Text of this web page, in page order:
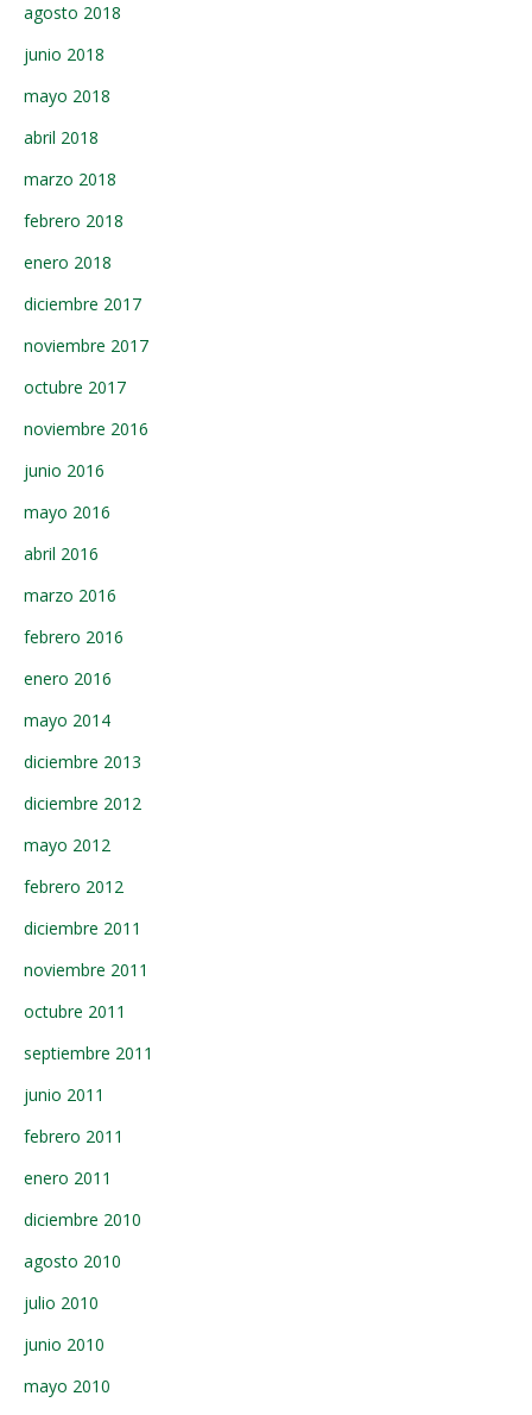
agosto 2018
junio 2018
mayo 2018
abril 2018
marzo 2018
febrero 2018
enero 2018
diciembre 2017
noviembre 2017
octubre 2017
noviembre 2016
junio 2016
mayo 2016
abril 2016
marzo 2016
febrero 2016
enero 2016
mayo 2014
diciembre 2013
diciembre 2012
mayo 2012
febrero 2012
diciembre 2011
noviembre 2011
octubre 2011
septiembre 2011
junio 2011
febrero 2011
enero 2011
diciembre 2010
agosto 2010
julio 2010
junio 2010
mayo 2010